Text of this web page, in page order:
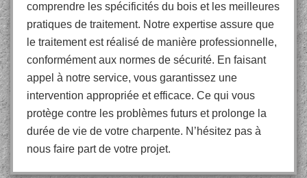
comprendre les spécificités du bois et les meilleures
pratiques de traitement. Notre expertise assure que
le traitement est réalisé de manière professionnelle,
conformément aux normes de sécurité. En faisant
appel à notre service, vous garantissez une
intervention appropriée et efficace. Ce qui vous
protège contre les problèmes futurs et prolonge la
durée de vie de votre charpente. N’hésitez pas à
nous faire part de votre projet.